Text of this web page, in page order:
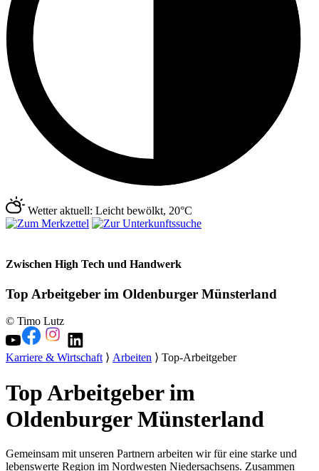
Wetter aktuell: Leicht bewölkt, 20°C
Zwischen High Tech und Handwerk
Top Arbeitgeber im Oldenburger Münsterland
© Timo Lutz
Karriere & Wirtschaft⟩ Arbeiten ⟩ Top-Arbeitgeber
Top Arbeitgeber im
Oldenburger Münsterland
Gemeinsam mit unseren Partnern arbeiten wir für eine starke und
lebenswerte Region im Nordwesten Niedersachsens. Zusammen